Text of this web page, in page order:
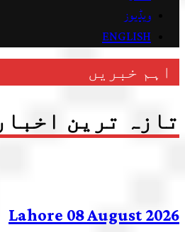
ویڈیوز
ENGLISH
اہم خبریں
تازہ ترین اخبار
Lahore 08 August 2026